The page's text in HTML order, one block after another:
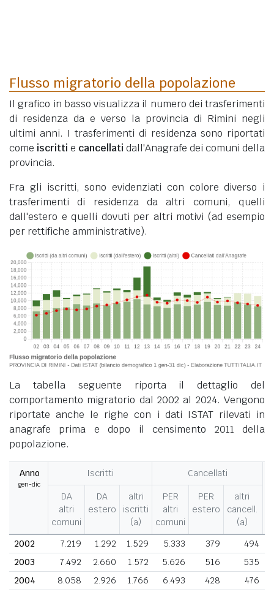
Flusso migratorio della popolazione
Il grafico in basso visualizza il numero dei trasferimenti
di residenza da e verso la provincia di Rimini negli
ultimi anni. I trasferimenti di residenza sono riportati
come iscritti e cancellati dall'Anagrafe dei comuni della
provincia.
Fra gli iscritti, sono evidenziati con colore diverso i
trasferimenti di residenza da altri comuni, quelli
dall'estero e quelli dovuti per altri motivi (ad esempio
per rettifiche amministrative).
La tabella seguente riporta il dettaglio del
comportamento migratorio dal 2002 al 2024. Vengono
riportate anche le righe con i dati ISTAT rilevati in
anagrafe prima e dopo il censimento 2011 della
popolazione.
Anno
gen-dic
Iscritti
Cancellati
DA
altri
comuni
DA
estero
altri
iscritti
(a)
PER
altri
comuni
PER
estero
altri
cancell.
(a)
2002
7.219 1.292 1.529 5.333 379
494
2003
7.492 2.660 1.572 5.626 516
535
2004
8.058 2.926 1.766 6.493 428
476